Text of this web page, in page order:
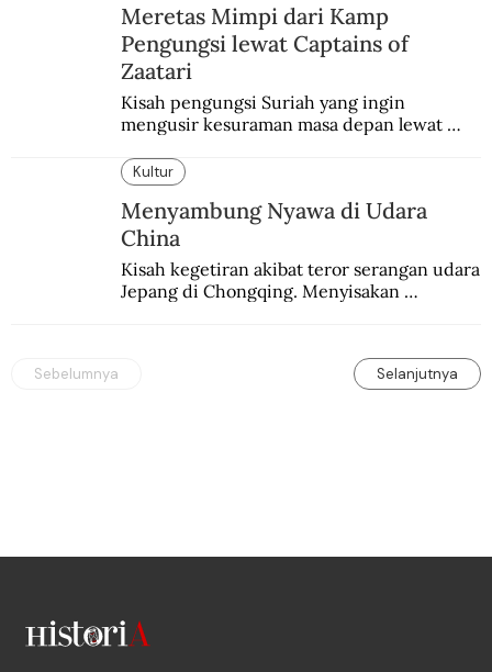
Meretas Mimpi dari Kamp
Pengungsi lewat Captains of
Zaatari
Kisah pengungsi Suriah yang ingin
mengusir kesuraman masa depan lewat
humanis.
Kultur
Menyambung Nyawa di Udara
China
Kisah kegetiran akibat teror serangan udara
Jepang di Chongqing. Menyisakan
Sebelumnya Selanjutnya